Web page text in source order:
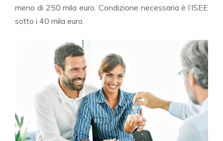
meno di 250 mila euro. Condizione necessaria è l’ISEE
sotto i 40 mila euro.